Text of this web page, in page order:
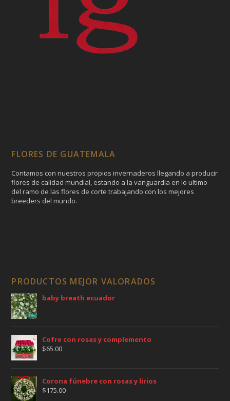
FLORES DE GUATEMALA
Contamos con nuestros propios invernaderos llegando a producir
flores de calidad mundial, estando a la vanguardia en lo ultimo
del ramo de las flores de corte trabajando con los mejores
breeders del mundo.
PRODUCTOS MEJOR VALORADOS
baby breath ecuador
Cofre con rosas y complemento
$65.00
Corona fúnebre con rosas y lirios
$175.00